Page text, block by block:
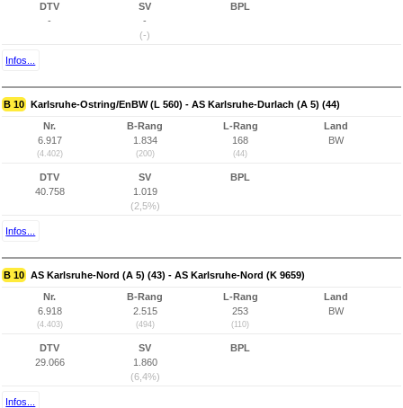
DTV
-
SV
-
(-)
BPL
Infos...
B 10 Karlsruhe-Ostring/EnBW (L 560) - AS Karlsruhe-Durlach (A 5) (44)
Nr.
6.917
(4.402)
B-Rang
1.834
(200)
L-Rang
168
(44)
Land
BW
DTV
40.758
SV
1.019
(2,5%)
BPL
Infos...
B 10 AS Karlsruhe-Nord (A 5) (43) - AS Karlsruhe-Nord (K 9659)
Nr.
6.918
(4.403)
B-Rang
2.515
(494)
L-Rang
253
(110)
Land
BW
DTV
29.066
SV
1.860
(6,4%)
BPL
Infos...